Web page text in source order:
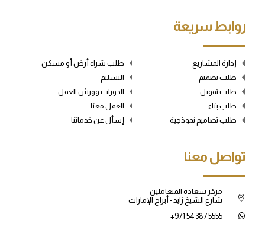
روابط سريعة
إدارة المشاريع
طلب تصميم
طلب تمويل
طلب بناء
طلب تصاميم نموذجية
طلب شراء أرض أو مسكن
التسليم
الدورات وورش العمل
العمل معنا
إسأل عن خدماتنا
تواصل معنا
مركز سعادة المتعاملين
شارع الشيخ زايد - أبراج الإمارات
+971 54 387 5555